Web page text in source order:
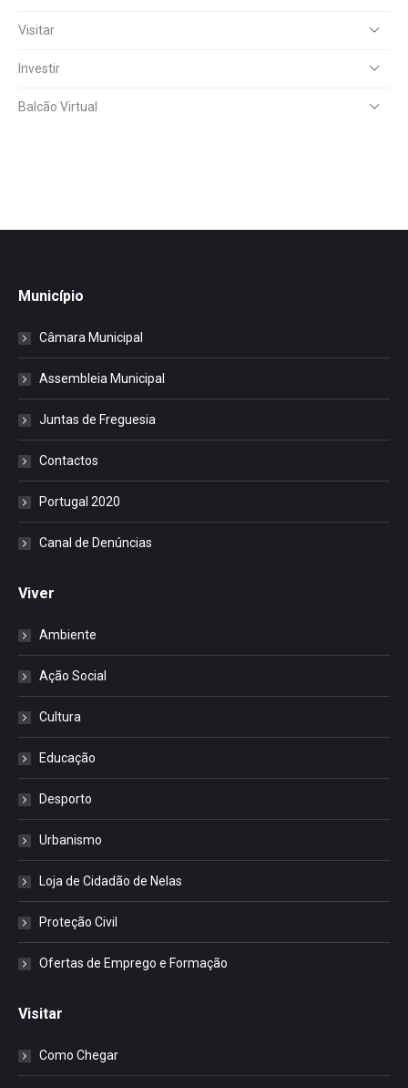
Visitar
Investir
Balcão Virtual
Município
Câmara Municipal
Assembleia Municipal
Juntas de Freguesia
Contactos
Portugal 2020
Canal de Denúncias
Viver
Ambiente
Ação Social
Cultura
Educação
Desporto
Urbanismo
Loja de Cidadão de Nelas
Proteção Civil
Ofertas de Emprego e Formação
Visitar
Como Chegar